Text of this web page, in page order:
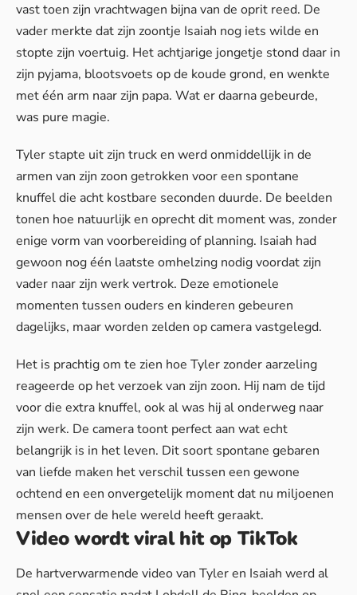
vast toen zijn vrachtwagen bijna van de oprit reed. De
vader merkte dat zijn zoontje Isaiah nog iets wilde en
stopte zijn voertuig. Het achtjarige jongetje stond daar in
zijn pyjama, blootsvoets op de koude grond, en wenkte
met één arm naar zijn papa. Wat er daarna gebeurde,
was pure magie.
Tyler stapte uit zijn truck en werd onmiddellijk in de
armen van zijn zoon getrokken voor een spontane
knuffel die acht kostbare seconden duurde. De beelden
tonen hoe natuurlijk en oprecht dit moment was, zonder
enige vorm van voorbereiding of planning. Isaiah had
gewoon nog één laatste omhelzing nodig voordat zijn
vader naar zijn werk vertrok. Deze emotionele
momenten tussen ouders en kinderen gebeuren
dagelijks, maar worden zelden op camera vastgelegd.
Het is prachtig om te zien hoe Tyler zonder aarzeling
reageerde op het verzoek van zijn zoon. Hij nam de tijd
voor die extra knuffel, ook al was hij al onderweg naar
zijn werk. De camera toont perfect aan wat echt
belangrijk is in het leven. Dit soort spontane gebaren
van liefde maken het verschil tussen een gewone
ochtend en een onvergetelijk moment dat nu miljoenen
mensen over de hele wereld heeft geraakt.
Video wordt viral hit op TikTok
De hartverwarmende video van Tyler en Isaiah werd al